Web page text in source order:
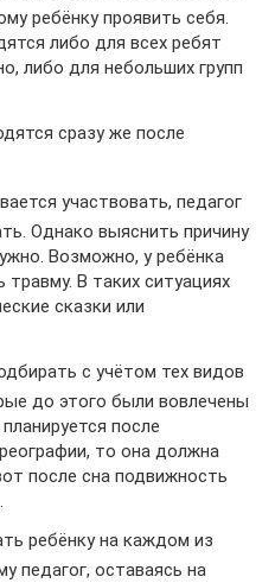
ребёнку проявить себя.
либо для всех ребят
либо для небольших групп
сразу же после
участвовать, педагог
Однако выяснить причину
Возможно, у ребёнка
травму. В таких ситуациях
сказки или
с учётом тех видов
до этого были вовлечены
после
то она должна
после сна подвижность
ребёнку на каждом из
педагог, оставаясь на